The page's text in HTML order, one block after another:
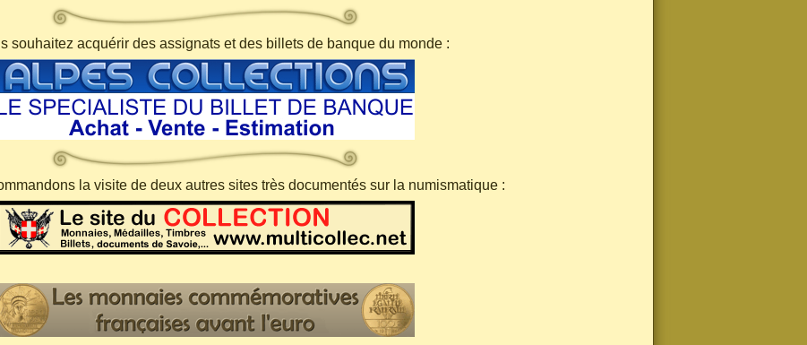
souhaitez acquérir des assignats et des billets de banque du monde :
la visite de deux autres sites très documentés sur la numismatique :